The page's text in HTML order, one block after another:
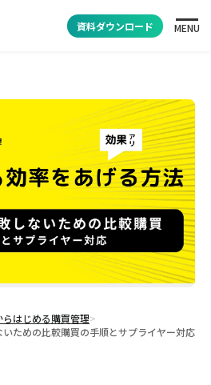
資料ダウンロード MENU
らはじめる購買管理>
ための比較購買の手順とサプライヤー対応